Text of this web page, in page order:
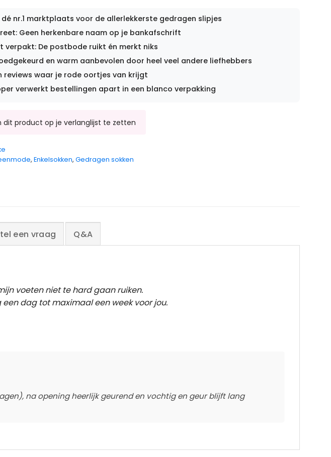
dé nr.1 marktplaats voor de allerlekkerste gedragen slipjes
Geen herkenbare naam op je bankafschrift
verpakt: De postbode ruikt én merkt niks
en warm aanbevolen door heel veel andere liefhebbers
reviews waar je rode oortjes van krijgt
verwerkt bestellingen apart in een blanco verpakking
, Enkelsokken, Gedragen sokken
een vraag Q&A
voeten niet te hard gaan ruiken.
dag tot maximaal een week voor jou.
na opening heerlijk geurend en vochtig en geur blijft lang